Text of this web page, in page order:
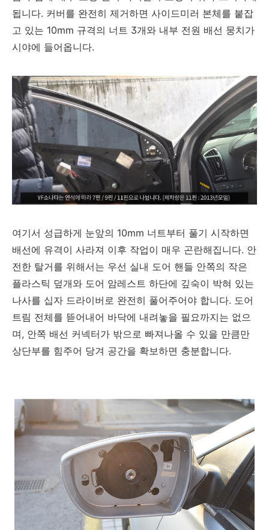
됩니다. 커버를 완전히 제거하면 사이드미러 본체를 붙잡
고 있는 10mm 규격의 너트 3개와 내부 전원 배선 뭉치가
시야에 들어옵니다.
여기서 성급하게 눈앞의 10mm 너트부터 풀기 시작하면
배선에 유격이 사라져 이후 작업이 매우 곤란해집니다. 안
전한 탈거를 위해서는 우선 실내 도어 핸들 안쪽의 작은
플라스틱 덮개와 도어 암레스트 하단에 깊숙이 박혀 있는
나사를 십자 드라이버로 완전히 풀어주어야 합니다. 도어
트림 전체를 뜯어내어 바닥에 내려놓을 필요까지는 없으
며, 안쪽 배선 커넥터가 밖으로 빠져나올 수 있을 만큼만
상단부를 힘주어 당겨 공간을 확보하면 충분합니다.